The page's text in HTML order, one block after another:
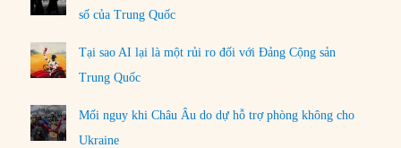
số của Trung Quốc
Tại sao AI lại là một rủi ro đối với Đảng Cộng sản
Trung Quốc
Mối nguy khi Châu Âu do dự hỗ trợ phòng không cho
Ukraine